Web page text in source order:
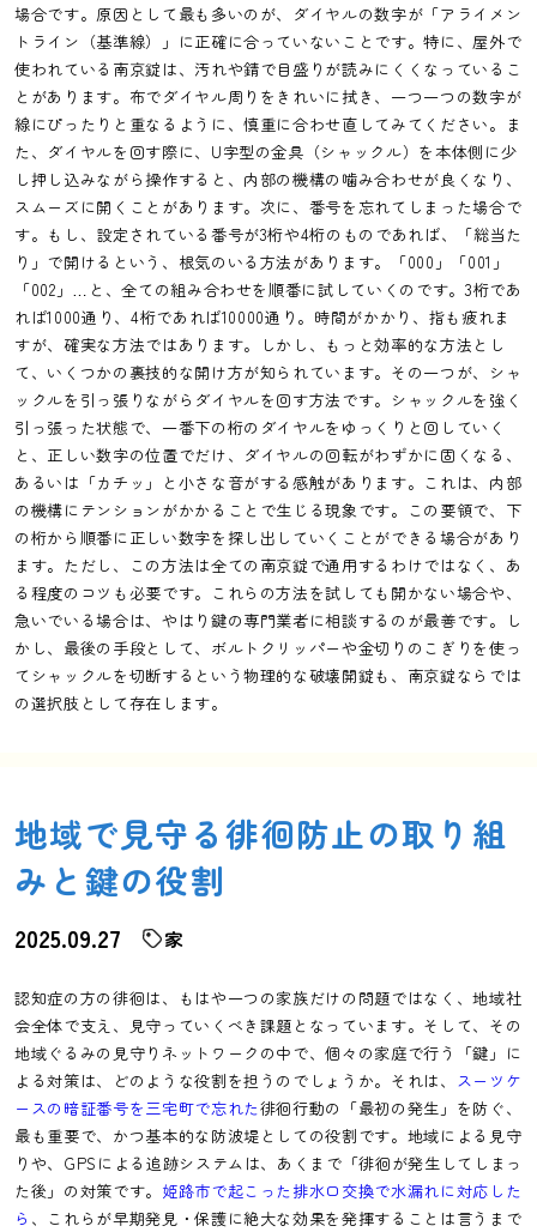
場合です。原因として最も多いのが、ダイヤルの数字が「アライメン
トライン（基準線）」に正確に合っていないことです。特に、屋外で
使われている南京錠は、汚れや錆で目盛りが読みにくくなっているこ
とがあります。布でダイヤル周りをきれいに拭き、一つ一つの数字が
線にぴったりと重なるように、慎重に合わせ直してみてください。ま
た、ダイヤルを回す際に、U字型の金具（シャックル）を本体側に少
し押し込みながら操作すると、内部の機構の噛み合わせが良くなり、
スムーズに開くことがあります。次に、番号を忘れてしまった場合で
す。もし、設定されている番号が3桁や4桁のものであれば、「総当た
り」で開けるという、根気のいる方法があります。「000」「001」
「002」…と、全ての組み合わせを順番に試していくのです。3桁であ
れば1000通り、4桁であれば10000通り。時間がかかり、指も疲れま
すが、確実な方法ではあります。しかし、もっと効率的な方法とし
て、いくつかの裏技的な開け方が知られています。その一つが、シャ
ックルを引っ張りながらダイヤルを回す方法です。シャックルを強く
引っ張った状態で、一番下の桁のダイヤルをゆっくりと回していく
と、正しい数字の位置でだけ、ダイヤルの回転がわずかに固くなる、
あるいは「カチッ」と小さな音がする感触があります。これは、内部
の機構にテンションがかかることで生じる現象です。この要領で、下
の桁から順番に正しい数字を探し出していくことができる場合があり
ます。ただし、この方法は全ての南京錠で通用するわけではなく、あ
る程度のコツも必要です。これらの方法を試しても開かない場合や、
急いでいる場合は、やはり鍵の専門業者に相談するのが最善です。し
かし、最後の手段として、ボルトクリッパーや金切りのこぎりを使っ
てシャックルを切断するという物理的な破壊開錠も、南京錠ならでは
の選択肢として存在します。
地域で見守る徘徊防止の取り組
みと鍵の役割
2025.09.27 家
認知症の方の徘徊は、もはや一つの家族だけの問題ではなく、地域社
会全体で支え、見守っていくべき課題となっています。そして、その
地域ぐるみの見守りネットワークの中で、個々の家庭で行う「鍵」に
よる対策は、どのような役割を担うのでしょうか。それは、 スーツケ
ースの暗証番号を三宅町で忘れた徘徊行動の「最初の発生」を防ぐ、
最も重要で、かつ基本的な防波堤としての役割です。地域による見守
りや、GPSによる追跡システムは、あくまで「徘徊が発生してしまっ
た後」の対策です。 姫路市で起こった排水口交換で水漏れに対応した
ら 、これらが早期発見・保護に絶大な効果を発揮することは言うまで